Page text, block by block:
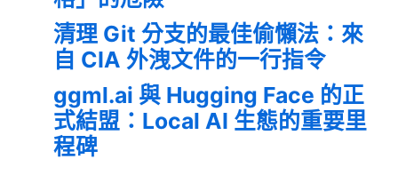
清理 Git 分支的最佳偷懶法：來
自 CIA 外洩文件的一行指令
ggml.ai 與 Hugging Face 的正
式結盟：Local AI 生態的重要里
程碑